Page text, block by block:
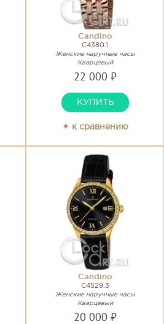
Candino
C4380.1
Женские наручные часы
Кварцевый
22 000 ₽
КУПИТЬ
✦ к сравнению
Candino
C4529.3
Женские наручные часы
Кварцевый
20 000 ₽